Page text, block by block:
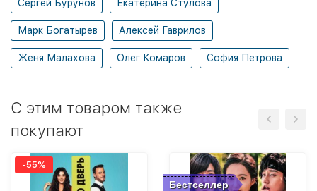
Сергей Бурунов Екатерина Стулова
Марк Богатырев Алексей Гаврилов
Женя Малахова Олег Комаров София Петрова
C этим товаром также
покупают
-55%
Бестселлер